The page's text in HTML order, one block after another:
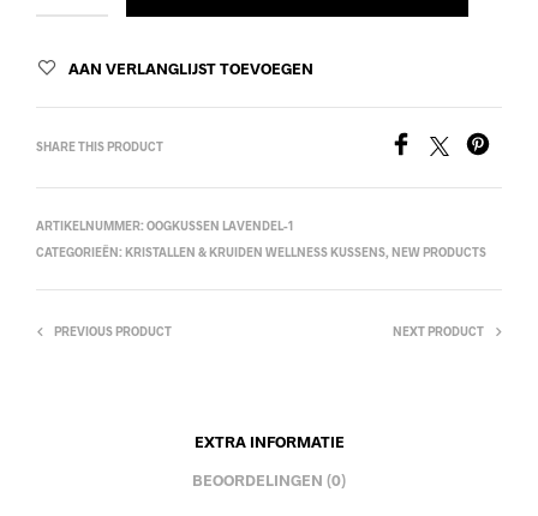
AAN VERLANGLIJST TOEVOEGEN
SHARE THIS PRODUCT
ARTIKELNUMMER:OOGKUSSEN LAVENDEL-1
CATEGORIEËN:KRISTALLEN & KRUIDEN WELLNESS KUSSENS, NEW PRODUCTS
PREVIOUS PRODUCT NEXT PRODUCT
EXTRA INFORMATIE
BEOORDELINGEN (0)